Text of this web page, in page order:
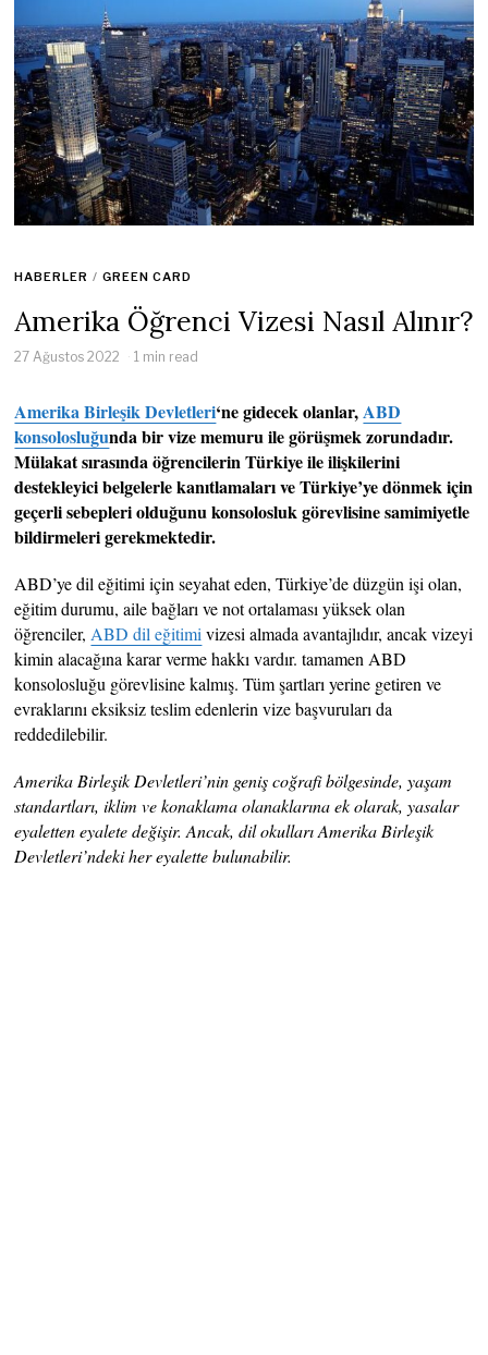
HABERLER / GREEN CARD
Amerika Öğrenci Vizesi Nasıl Alınır?
27 Ağustos 2022 1 min read
Amerika Birleşik Devletleri‘ne gidecek olanlar,ABD
konsolosluğunda bir vize memuru ile görüşmek zorundadır.
Mülakat sırasında öğrencilerin Türkiye ile ilişkilerini
destekleyici belgelerle kanıtlamaları ve Türkiye’ye dönmek için
geçerli sebepleri olduğunu konsolosluk görevlisine samimiyetle
bildirmeleri gerekmektedir.
ABD’ye dil eğitimi için seyahat eden, Türkiye’de düzgün işi olan,
eğitim durumu, aile bağları ve not ortalaması yüksek olan
öğrenciler,ABD dil eğitimivizesi almada avantajlıdır, ancak vizeyi
kimin alacağına karar verme hakkı vardır. tamamen ABD
konsolosluğu görevlisine kalmış. Tüm şartları yerine getiren ve
evraklarını eksiksiz teslim edenlerin vize başvuruları da
reddedilebilir.
Amerika Birleşik Devletleri’nin geniş coğrafi bölgesinde, yaşam
standartları, iklim ve konaklama olanaklarına ek olarak, yasalar
eyaletten eyalete değişir. Ancak, dil okulları Amerika Birleşik
Devletleri’ndeki her eyalette bulunabilir.